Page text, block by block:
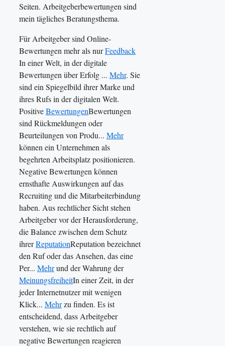
Seiten. Arbeitgeberbewertungen sind
mein tägliches Beratungsthema.
Für Arbeitgeber sind Online-
Bewertungen mehr als nurFeedback
In einer Welt, in der digitale
Bewertungen über Erfolg ... Mehr. Sie
sind ein Spiegelbild ihrer Marke und
ihres Rufs in der digitalen Welt.
PositiveBewertungenBewertungen
sind Rückmeldungen oder
Beurteilungen von Produ... Mehr
können ein Unternehmen als
begehrten Arbeitsplatz positionieren.
Negative Bewertungen können
ernsthafte Auswirkungen auf das
Recruiting und die Mitarbeiterbindung
haben. Aus rechtlicher Sicht stehen
Arbeitgeber vor der Herausforderung,
die Balance zwischen dem Schutz
ihrerReputationReputation bezeichnet
den Ruf oder das Ansehen, das eine
Per... Mehrund der Wahrung der
MeinungsfreiheitIn einer Zeit, in der
jeder Internetnutzer mit wenigen
Klick... Mehrzu finden. Es ist
entscheidend, dass Arbeitgeber
verstehen, wie sie rechtlich auf
negative Bewertungen reagieren